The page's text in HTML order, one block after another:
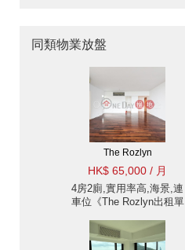
同類物業放盤
The Rozlyn
HK$ 65,000 / 月
4房2廁,實用率高,海景,連
車位《The Rozlyn出租單